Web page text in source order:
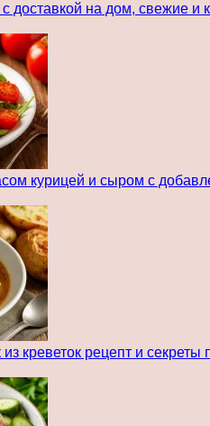
доставкой на дом, свежие и
курицей и сыром с
из креветок рецепт и секреты